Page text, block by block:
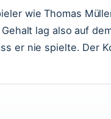
wie Thomas
lag also auf
er nie spielte. Der